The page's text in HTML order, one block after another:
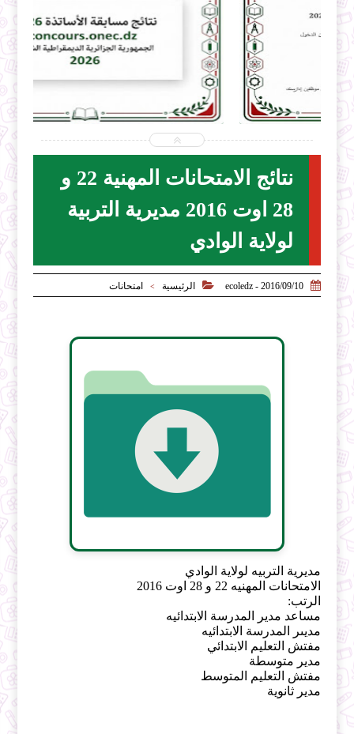
2026-07-31
ecoledz.net
نتائج الامتحانات المهنية 22 و
28 اوت 2016 مديرية التربية
لولاية الوادي

2016/09/10 - ecoledz
 الرئيسية > امتحانات
مديرية التربيه لولاية الوادي
الامتحانات المهنيه 22 و 28 اوت 2016
الرتب:
مساعد مدير المدرسة الابتدائيه
مديىر المدرسة الابتدائيه
مفتش التعليم الابتدائي
مدير متوسطة
مفتش التعليم المتوسط
مدير ثانوية